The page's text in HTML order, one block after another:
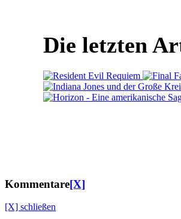
Die letzten
Kommentare[X]
[X] schließen